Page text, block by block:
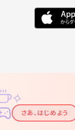
✦
✧
さあ、はじめよう